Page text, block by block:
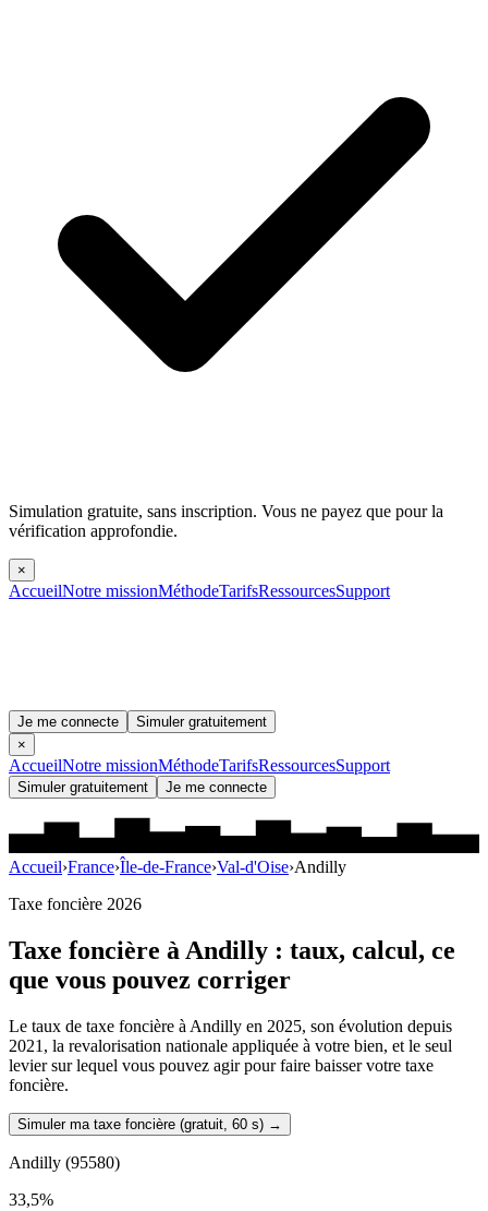
Simulation gratuite, sans inscription. Vous ne payez que pour la
vérification approfondie.
×
AccueilNotre missionMéthodeTarifsRessourcesSupport
Je me connecte
Simuler gratuitement
×
AccueilNotre missionMéthodeTarifsRessourcesSupport
Simuler gratuitement Je me connecte
Accueil›France›Île-de-France›Val-d'Oise›Andilly
Taxe foncière 2026
Taxe foncière àAndilly : taux, calcul, ce
que vous pouvez corriger
Le taux de taxe foncière à Andilly en 2025, son évolution depuis
2021, la revalorisation nationale appliquée à votre bien, et le seul
levier sur lequel vous pouvez agir pour faire baisser votre taxe
foncière.
Simuler ma taxe foncière (gratuit, 60 s) →
Andilly (95580)
33,5%